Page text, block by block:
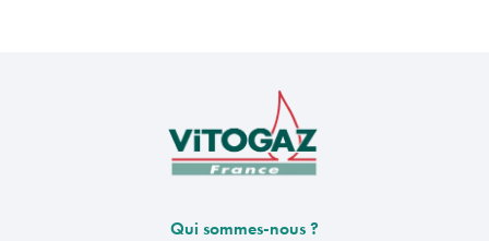
Qui sommes-nous ?